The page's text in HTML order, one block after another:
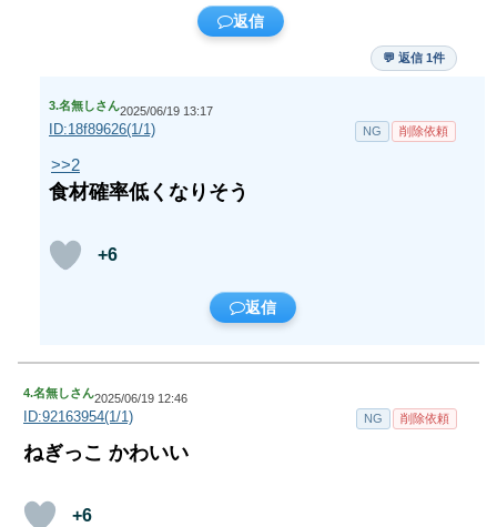
返信
💬 返信 1件
3.名無しさん2025/06/19 13:17
ID:18f89626(1/1) NG 削除依頼
>>2
食材確率低くなりそう
+6
返信
4.名無しさん2025/06/19 12:46
ID:92163954(1/1) NG 削除依頼
ねぎっこ かわいい
+6